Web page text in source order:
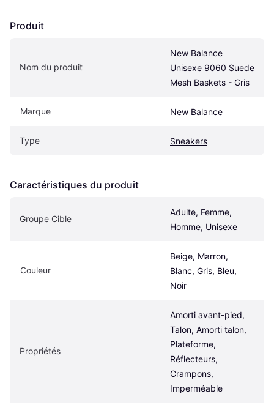
Produit
Nom du produit
New Balance
Unisexe 9060 Suede
Mesh Baskets - Gris
Marque New Balance
Type Sneakers
Caractéristiques du produit
Groupe Cible
Adulte, Femme,
Homme, Unisexe
Couleur
Beige, Marron,
Blanc, Gris, Bleu,
Noir
Propriétés
Amorti avant-pied,
Talon, Amorti talon,
Plateforme,
Réflecteurs,
Crampons,
Imperméable